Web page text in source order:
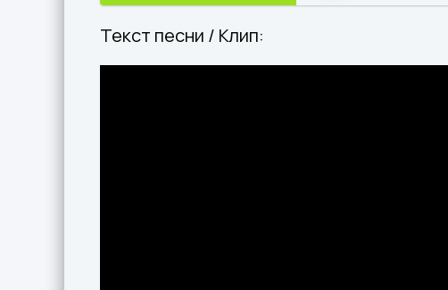
Текст песни / Клип: